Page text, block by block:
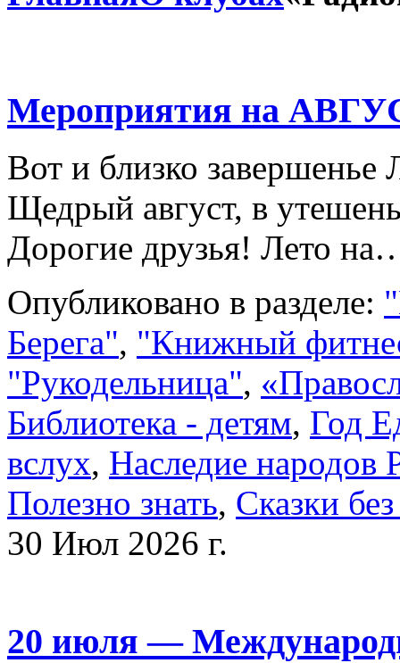
Мероприятия на
Вот и близко
Щедрый август, в
Дорогие друзья! Лето
Опубликовано в разделе:
Берега", "Книжный
"Рукодельница",
Библиотека - детям, Год
вслух, Наследие народов
Полезно знать, Сказки
30 Июл 2026 г.
20 июля —